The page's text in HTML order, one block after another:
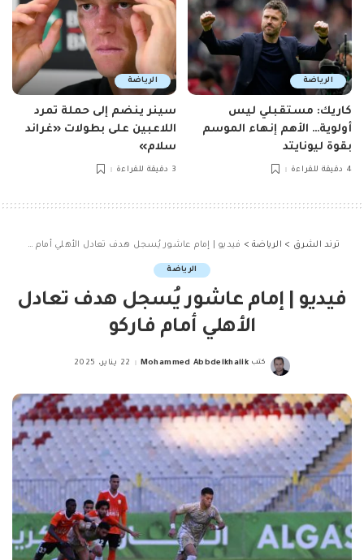
الرياضة
كاريك: مستقبلي ليس
أولوية… الأهم إنهاء الموسم
بقوة ليونايتد
4 دقيقة للقراءة
الرياضة
سينر ينضم إلى حملة تمرد
اللاعبين على بطولات «غراند
سلام»
3 دقيقة للقراءة
ترند الشرق > الرياضة> فيديو | إمام عاشور يُسجل هدف تعادل الأهلي أمام فاركو
الرياضة
فيديو | إمام عاشور يُسجل هدف تعادل
الأهلي أمام فاركو
Posted
كتب Mohammed Abbdelkhalik 22 يناير، 2025